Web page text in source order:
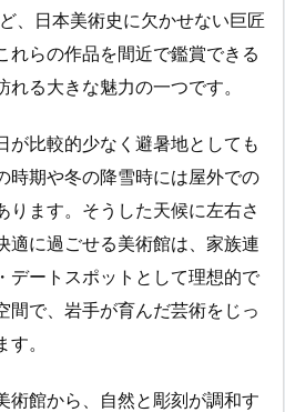
、日本美術史に欠かせない巨匠
れらの作品を間近で鑑賞できる
る大きな魅力の一つです。
が比較的少なく避暑地としても
時期や冬の降雪時には屋外での
ります。そうした天候に左右さ
適に過ごせる美術館は、家族連
デートスポットとして理想的で
間で、岩手が育んだ芸術をじっ
。
術館から、自然と彫刻が調和す